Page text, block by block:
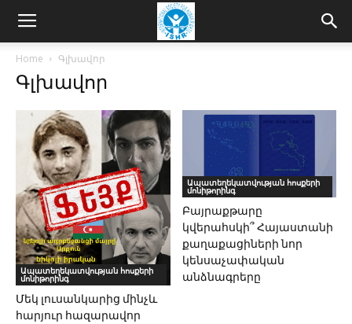
Home Գլխավոր
Գլխավոր
Ապատեղեկատվության հոսքերի
մոնիթորինգ
Մեկ լուսանկարից մինչև
հարյուր հազարավոր
Ապատեղեկատվության հոսքերի
մոնիթորինգ
Բայրաքթարը
կվերահսկի՞ Հայաստանի
քաղաքացիների նոր
կենսաչափական
անձնագրերը